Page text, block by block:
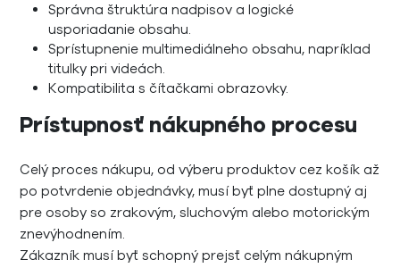
Správna štruktúra nadpisov a logické
usporiadanie obsahu.
Sprístupnenie multimediálneho obsahu, napríklad
titulky pri videách.
Kompatibilita s čítačkami obrazovky.
Prístupnosť nákupného procesu
Celý proces nákupu, od výberu produktov cez košík až
po potvrdenie objednávky, musí byť plne dostupný aj
pre osoby so zrakovým, sluchovým alebo motorickým
znevýhodnením.
Zákazník musí byť schopný prejsť celým nákupným